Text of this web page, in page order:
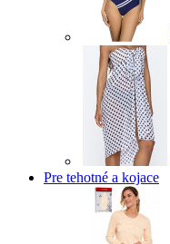
Pre tehotné a kojace